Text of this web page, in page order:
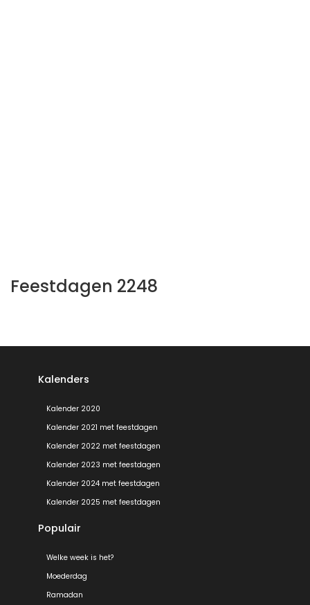
Feestdagen 2248
Kalenders
Kalender 2020
Kalender 2021 met feestdagen
Kalender 2022 met feestdagen
Kalender 2023 met feestdagen
Kalender 2024 met feestdagen
Kalender 2025 met feestdagen
Populair
Welke week is het?
Moederdag
Ramadan